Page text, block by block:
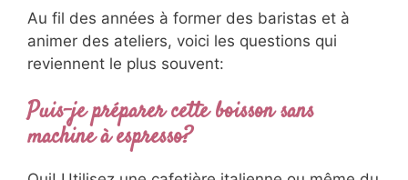
Au fil des années à former des baristas et à
animer des ateliers, voici les questions qui
reviennent le plus souvent:
Puis-je préparer cette boisson sans
machine à espresso?